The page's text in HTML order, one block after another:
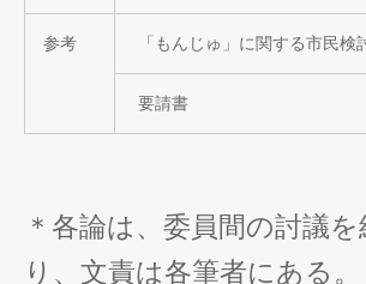
参考 「もんじゅ」に関する市民検
要請書
＊各論は、委員間の討議
り、文責は各筆者にある。